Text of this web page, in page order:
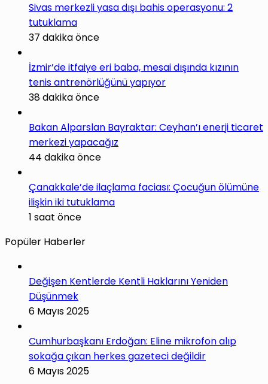
Sivas merkezli yasa dışı bahis operasyonu: 2
tutuklama
37 dakika önce
İzmir’de itfaiye eri baba, mesai dışında kızının
tenis antrenörlüğünü yapıyor
38 dakika önce
Bakan Alparslan Bayraktar: Ceyhan’ı enerji ticaret
merkezi yapacağız
44 dakika önce
Çanakkale’de ilaçlama faciası: Çocuğun ölümüne
ilişkin iki tutuklama
1 saat önce
Popüler Haberler
Değişen Kentlerde Kentli Haklarını Yeniden
Düşünmek
6 Mayıs 2025
Cumhurbaşkanı Erdoğan: Eline mikrofon alıp
sokağa çıkan herkes gazeteci değildir
6 Mayıs 2025